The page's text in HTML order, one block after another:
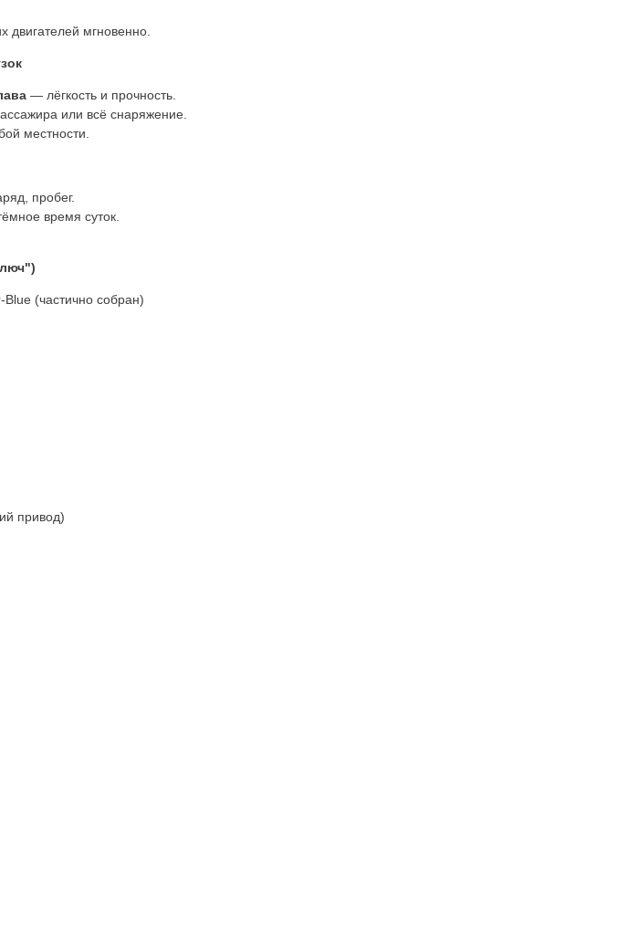
мгновенно.
— лёгкость и прочность.
или всё снаряжение.
местности.
пробег.
время суток.
(частично собран)
привод)